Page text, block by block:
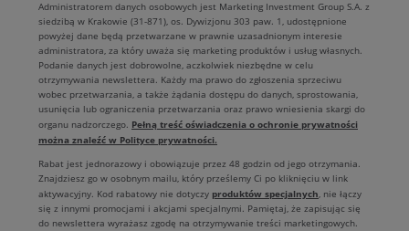
Administratorem danych osobowych jest Marketing Investment Group S.A. z
siedzibą w Krakowie (31-871), os. Dywizjonu 303 paw. 1, udostępnione
powyżej dane będą przetwarzane w prawnie uzasadnionym interesie
administratora, za który uważa się marketing produktów i usług własnych.
Podanie danych jest dobrowolne, aczkolwiek niezbędne w celu
otrzymywania newslettera. Każdy ma prawo do zgłoszenia sprzeciwu
wobec przetwarzania, a także żądania dostępu do danych, sprostowania,
usunięcia lub ograniczenia przetwarzania oraz prawo wniesienia skargi do
organu nadzorczego. Pełną treść oświadczenia o ochronie prywatności
można znaleźć w Polityce prywatności.
Rabat jest jednorazowy i obowiązuje przez 48 godzin od jego otrzymania.
Znajdziesz go w osobnym mailu, który prześlemy Ci po kliknięciu w link
aktywacyjny. Kod rabatowy nie dotyczy produktów specjalnych, nie łączy
się z innymi promocjami i akcjami specjalnymi. Pamiętaj, że zapisując się
do newslettera wyrażasz zgodę na otrzymywanie treści marketingowych.